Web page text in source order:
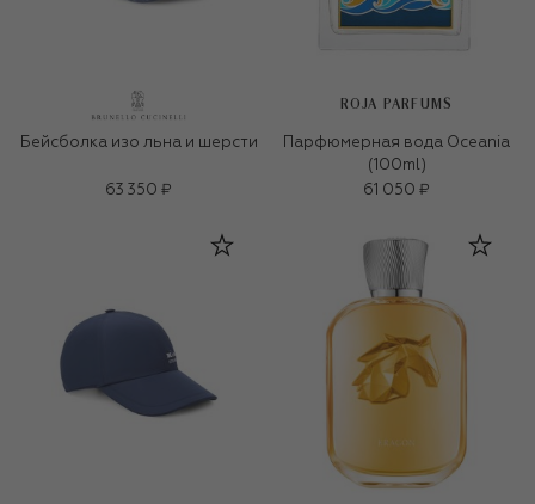
Бейсболка изо льна и шерсти
63 350 ₽
ROJA PARFUMS
Парфюмерная вода Oceania
(100ml)
61 050 ₽